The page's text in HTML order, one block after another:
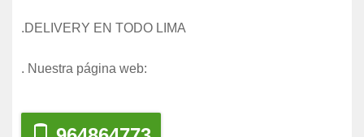
.DELIVERY EN TODO LIMA
. Nuestra página web: